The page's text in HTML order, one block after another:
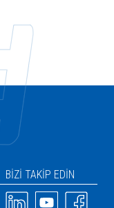
BIZI TAKIP EDIN
Resim Resim Resim